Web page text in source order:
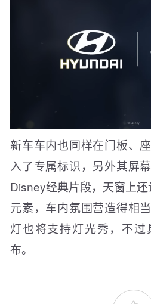
新车车内也同样在门板、
入了专属标识，另外其屏
Disney经典片段，天窗上还
元素，车内氛围营造得相
灯也将支持灯光秀，不
布。